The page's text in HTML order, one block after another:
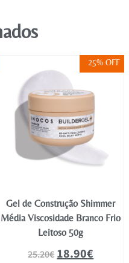
25% OFF
Gel de Construção Shimmer
Média Viscosidade Branco Frio
Leitoso 50g
25.20€18.90€